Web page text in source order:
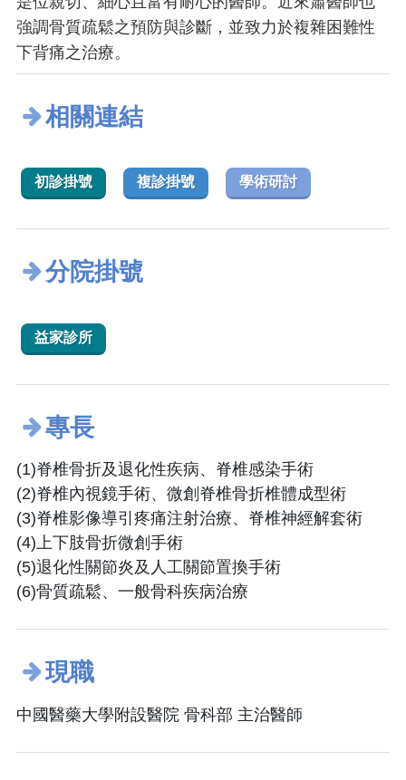
強調骨質疏鬆之預防與診斷，並致力於複雜困難性
下背痛之治療。
相關連結
初診掛號 複診掛號 學術研討
分院掛號
益家診所
專長
(1)脊椎骨折及退化性疾病、脊椎感染手術
(2)脊椎內視鏡手術、微創脊椎骨折椎體成型術
(3)脊椎影像導引疼痛注射治療、脊椎神經解套術
(4)上下肢骨折微創手術
(5)退化性關節炎及人工關節置換手術
(6)骨質疏鬆、一般骨科疾病治療
現職
中國醫藥大學附設醫院 骨科部 主治醫師